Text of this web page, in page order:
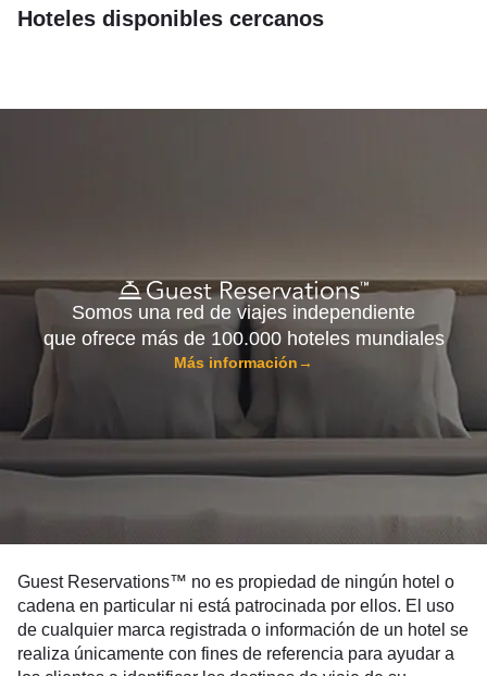
Hoteles disponibles cercanos
Somos una red de viajes independiente
que ofrece más de 100.000 hoteles mundiales
Más información→
Guest Reservations™ no es propiedad de ningún hotel o
cadena en particular ni está patrocinada por ellos. El uso
de cualquier marca registrada o información de un hotel se
realiza únicamente con fines de referencia para ayudar a